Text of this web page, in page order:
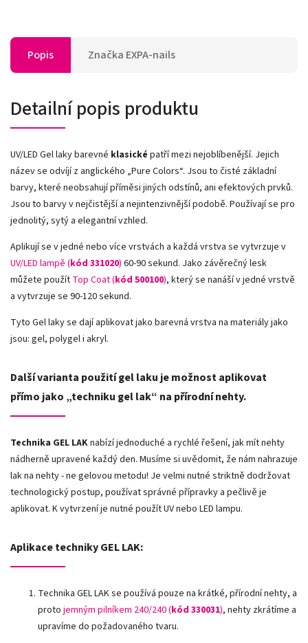
Popis Značka EXPA-nails
Detailní popis produktu
UV/LED Gel laky barevné klasické patří mezi nejoblíbenější. Jejich
název se odvíjí z anglického „Pure Colors“. Jsou to čisté základní
barvy, které neobsahují příměsi jiných odstínů, ani efektových prvků.
Jsou to barvy v nejčistější a nejintenzivnější podobě. Používají se pro
jednolitý, sytý a elegantní vzhled.
Aplikují se v jedné nebo více vrstvách a každá vrstva se vytvrzuje v
UV/LED lampě (kód 331020) 60-90 sekund. Jako závěrečný lesk
můžete použít Top Coat (kód 500100), který se nanáší v jedné vrstvě
a vytvrzuje se 90-120 sekund.
Tyto Gel laky se dají aplikovat jako barevná vrstva na materiály jako
jsou: gel, polygel i akryl.
Další varianta použití gel laku je možnost aplikovat
přímo jako „techniku gel lak“ na přírodní nehty.
Technika GEL LAKnabízí jednoduché a rychlé řešení, jak mít nehty
nádherně upravené každý den. Musíme si uvědomit, že nám nahrazuje
lak na nehty - ne gelovou metodu! Je velmi nutné striktně dodržovat
technologický postup, používat správné přípravky a pečlivě je
aplikovat. K vytvrzení je nutné použít UV nebo LED lampu.
Aplikace techniky GEL LAK:
Technika GEL LAK se používá pouze na krátké, přírodní nehty, a
proto jemným pilníkem 240/240 (kód 330031), nehty zkrátíme a
upravíme do požadovaného tvaru.